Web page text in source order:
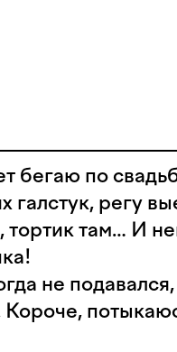
бегаю по
галстук, регу
тортик там… И
не